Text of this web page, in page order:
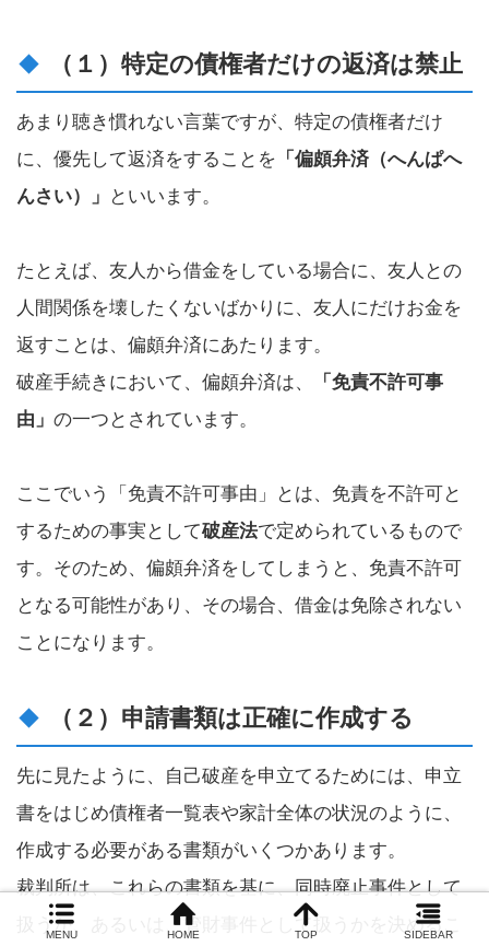
（１）特定の債権者だけの返済は禁止
あまり聴き慣れない言葉ですが、特定の債権者だけ
に、優先して返済をすることを 「偏頗弁済（へんぱへ
んさい）」
といいます。
たとえば、友人から借金をしている場合に、友人との
人間関係を壊したくないばかりに、友人にだけお金を
返すことは、偏頗弁済にあたります。
破産手続きにおいて、偏頗弁済は、
「免責不許可事
由」 の一つとされています。
ここでいう「免責不許可事由」とは、免責を不許可と
するための事実として破産法で定められているもので
す。そのため、偏頗弁済をしてしまうと、免責不許可
となる可能性があり、その場合、借金は免除されない
ことになります。
（２）申請書類は正確に作成する
先に見たように、自己破産を申立てるためには、申立
書をはじめ債権者一覧表や家計全体の状況のように、
作成する必要がある書類がいくつかあります。
裁判所は、これらの書類を基に、同時廃止事件として
扱うか、あるいは、管財事件として扱うかを決めるこ
MENU HOME TOP SIDEBAR